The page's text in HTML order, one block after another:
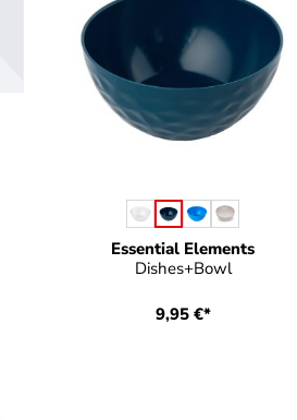
ist zurzeit nicht verfügbar.)
Essential Elements
Dishes+Bowl
Farbeauswählen
9,95 €*